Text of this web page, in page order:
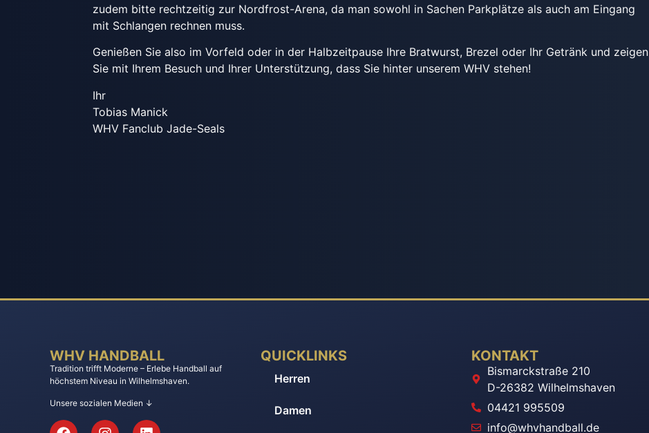
zudem bitte rechtzeitig zur Nordfrost-Arena, da man sowohl in Sachen Parkplätze als auch am Eingang
mit Schlangen rechnen muss.
Genießen Sie also im Vorfeld oder in der Halbzeitpause Ihre Bratwurst, Brezel oder Ihr Getränk und zeigen
Sie mit Ihrem Besuch und Ihrer Unterstützung, dass Sie hinter unserem WHV stehen!
Ihr
Tobias Manick
WHV Fanclub Jade-Seals
WHV HANDBALL
Tradition trifft Moderne – Erlebe Handball auf
höchstem Niveau in Wilhelmshaven.
Unsere sozialen Medien ↓
QUICKLINKS
Herren
Damen
KONTAKT
Bismarckstraße 210
D-26382 Wilhelmshaven
04421 995509
info@whvhandball.de